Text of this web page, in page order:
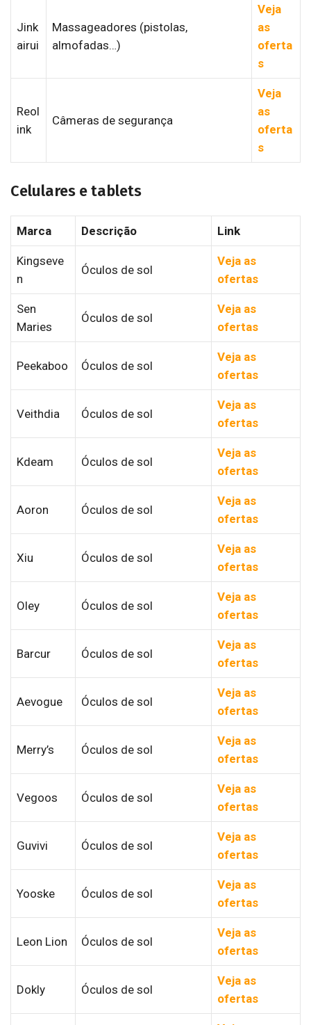
Jink
airui
Massageadores (pistolas,
almofadas…)
Veja
as
oferta
s
Reol
ink
Câmeras de segurança
Veja
as
oferta
s
Celulares e tablets
Marca Descrição Link
Kingseve
n
Óculos de sol
Veja as
ofertas
Sen
Maries
Óculos de sol
Veja as
ofertas
Peekaboo Óculos de sol
Veja as
ofertas
Veithdia Óculos de sol
Veja as
ofertas
Kdeam Óculos de sol
Veja as
ofertas
Aoron Óculos de sol
Veja as
ofertas
Xiu Óculos de sol
Veja as
ofertas
Oley Óculos de sol
Veja as
ofertas
Barcur Óculos de sol
Veja as
ofertas
Aevogue Óculos de sol
Veja as
ofertas
Merry’s Óculos de sol
Veja as
ofertas
Vegoos Óculos de sol
Veja as
ofertas
Guvivi Óculos de sol
Veja as
ofertas
Yooske Óculos de sol
Veja as
ofertas
Leon Lion Óculos de sol
Veja as
ofertas
Dokly Óculos de sol
Veja as
ofertas